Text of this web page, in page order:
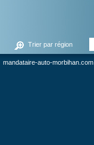
Trier par région
mandataire-auto-morbihan.com